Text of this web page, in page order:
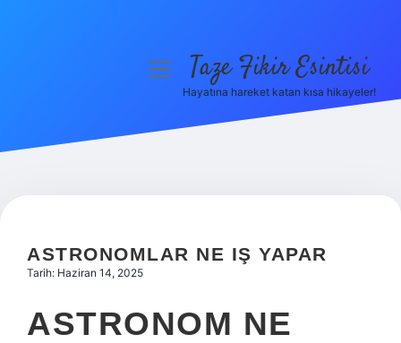
Hakkımızda
menüyüTaze Fikir Esintisi
Hayatına hareket katan kısa hikayeler!
ASTRONOMLAR NE IŞ YAPAR
Tarih: Haziran 14, 2025
ASTRONOM NE